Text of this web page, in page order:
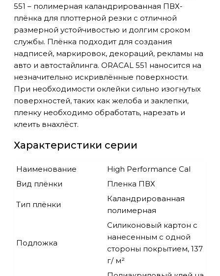
551 – полимерная каландрированная ПВХ-
плёнка для плоттерной резки с отличной
размерной устойчивостью и долгим сроком
службы. Плёнка подходит для создания
надписей, маркировок, декораций, рекламы на
авто и автостайлинга. ORACAL 551 наносится на
незначительно искривлённые поверхности.
При необходимости оклейки сильно изогнутых
поверхностей, таких как желоба и заклепки,
пленку необходимо обработать, нарезать и
клеить внахлёст.
Характеристики серии
Наименование
High Performance Cal
Вид плёнки
Пленка ПВХ
Тип плёнки
Каландрированная
полимерная
Подложка
Силиконовый картон с
нанесенным с одной
стороны покрытием, 137
г/ м²